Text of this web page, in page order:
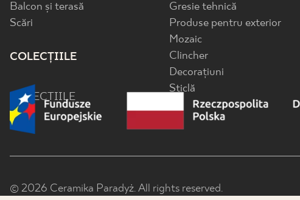
Balcon și terasă
Scări
COLECȚIILE
COLECȚIILE
Gresie tehnică
Produse pentru exterior
Mozaic
Clincher
Decorațiuni
Sticlă
© 2026 Ceramika Paradyż. All rights reserved.